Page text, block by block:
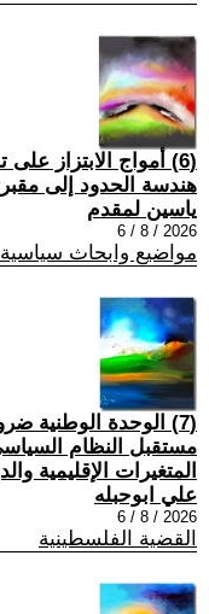
(6) أمواج الابتزاز
هندسة الحدود إلى
ياسين لمقدم
2026 / 8 / 6
مواضيع وابحاث سياسية
(7) الوحدة الوطنية
مستقبل النظام
المتغيرات الإقليمية
علي ابوحبله
2026 / 8 / 6
القضية الفلسطينية